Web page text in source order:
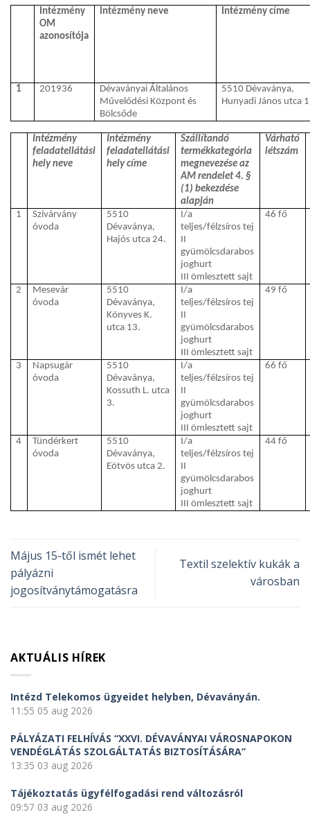
Intézmény
OM
azonosítója
Intézmény neve Intézmény címe
1 201936
Dévaványai Általános
Művelődési Központ és
Bölcsőde
5510 Dévaványa,
Hunyadi János utca
Intézmény
feladatellátási
hely neve
Intézmény
feladatellátási
hely címe
Szállítandó
termékkategória
megnevezése az
AM rendelet 4. §
(1) bekezdése
alapján
Várható
létszám
1
Szivárvány
óvoda
5510
Dévaványa,
Hajós utca 24.
I/a
teljes/félzsíros tej
II
gyümölcsdarabos
joghurt
III ömlesztett sajt
46 fő
2
Mesevár
óvoda
5510
Dévaványa,
Könyves K.
utca 13.
I/a
teljes/félzsíros tej
II
gyümölcsdarabos
joghurt
III ömlesztett sajt
49 fő
3
Napsugár
óvoda
5510
Dévaványa,
Kossuth L. utca
3.
I/a
teljes/félzsíros tej
II
gyümölcsdarabos
joghurt
III ömlesztett sajt
66 fő
4
Tündérkert
óvoda
5510
Dévaványa,
Eötvös utca 2.
I/a
teljes/félzsíros tej
II
gyümölcsdarabos
joghurt
III ömlesztett sajt
44 fő
Május 15-től ismét lehet
pályázni
jogosítványtámogatásra
Textil szelektív kukák a
városban
AKTUÁLIS HÍREK
Intézd Telekomos ügyeidet helyben, Dévaványán.
11:55 05 aug 2026
PÁLYÁZATI FELHÍVÁS “XXVI. DÉVAVÁNYAI VÁROSNAPOKON
VENDÉGLÁTÁS SZOLGÁLTATÁS BIZTOSÍTÁSÁRA”
13:35 03 aug 2026
Tájékoztatás ügyfélfogadási rend változásról
09:57 03 aug 2026